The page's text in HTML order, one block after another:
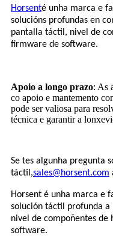
Horsenté unha marca e
solucións profundas en
pantalla táctil, nivel de
firmware de software.
Apoio a longo prazo: As
co apoio e mantemento
pode ser valiosa para
técnica e garantir a
Se tes algunha pregunta
táctil,sales@horsent.com
Horsent é unha marca e
solución táctil profunda
nivel de compoñentes
software.